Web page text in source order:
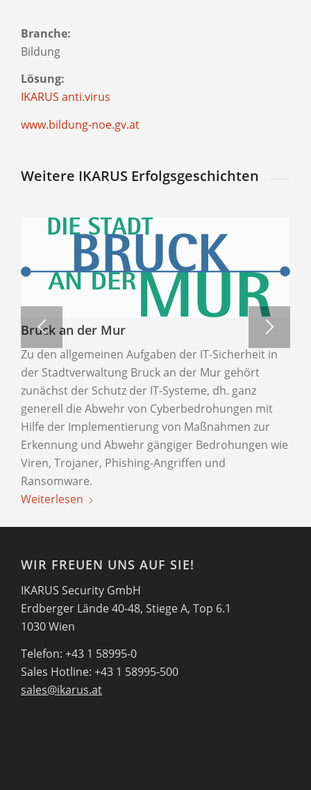
Branche:
Bildung
Lösung:
IKARUS anti.virus
www.bildung-noe.gv.at
Weitere IKARUS Erfolgsgeschichten
Bruck an der Mur
Zu den allgemeinen Aufgaben der IT-Sicherheit in
der Stadtverwaltung Bruck an der Mur gehört
zunächst der Schutz der IT-Systeme, dh. ganz
generell die Abwehr von Cyberbedrohungen mit
Hilfe der Implementierung von Maßnahmen zur
Erkennung und Abwehr gängiger Bedrohungen wie
Viren, Trojaner, Phishing-Angriffen und
Ransomware.
Weiterlesen
WIR FREUEN UNS AUF SIE!
IKARUS Security GmbH
Erdberger Lände 40-48, Stiege A, Top 6.1
1030 Wien
Telefon: +43 1 58995-0
Sales Hotline: +43 1 58995-500
sales@ikarus.at